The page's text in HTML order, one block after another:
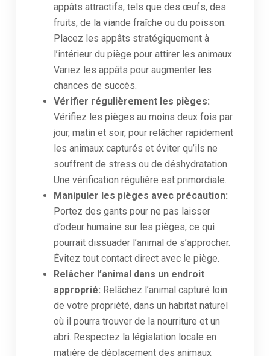
appâts attractifs, tels que des œufs, des
fruits, de la viande fraîche ou du poisson.
Placez les appâts stratégiquement à
l’intérieur du piège pour attirer les animaux.
Variez les appâts pour augmenter les
chances de succès.
Vérifier régulièrement les pièges:
Vérifiez les pièges au moins deux fois par
jour, matin et soir, pour relâcher rapidement
les animaux capturés et éviter qu’ils ne
souffrent de stress ou de déshydratation.
Une vérification régulière est primordiale.
Manipuler les pièges avec précaution:
Portez des gants pour ne pas laisser
d’odeur humaine sur les pièges, ce qui
pourrait dissuader l’animal de s’approcher.
Évitez tout contact direct avec le piège.
Relâcher l’animal dans un endroit
approprié: Relâchez l’animal capturé loin
de votre propriété, dans un habitat naturel
où il pourra trouver de la nourriture et un
abri. Respectez la législation locale en
matière de déplacement des animaux